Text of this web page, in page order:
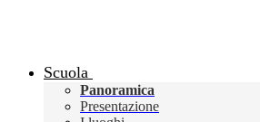
Scuola
Panoramica
Presentazione